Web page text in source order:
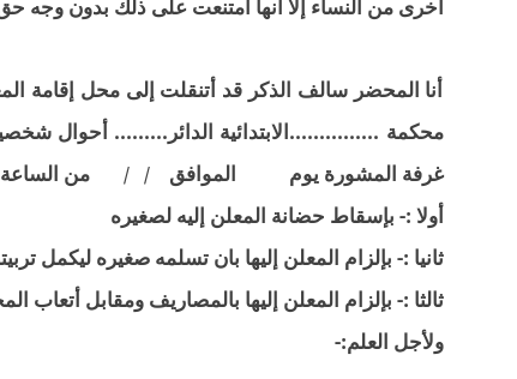
أخرى من النساء إلا أنها امتنعت على ذلك بدون وجه
أنا المحضر سالف الذكر قد أتنقلت إلى محل إقامة
محكمة ...............الابتدائية الدائر......... أحوال
غرفة المشورة يوم الموافق / / من الساعة
أولا :- بإسقاط حضانة المعلن إليه لصغيره
ثانيا :- بإلزام المعلن إليها بان تسلمه صغيره ليكمل
ثالثا :- بإلزام المعلن إليها بالمصاريف ومقابل أتعاب
ولأجل العلم:-